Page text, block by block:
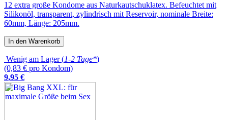
12 extra große Kondome aus Naturkautschuklatex. Befeuchtet mit
Silikonöl, transparent, zylindrisch mit Reservoir, nominale Breite:
60mm, Länge: 205mm.
In den Warenkorb
Wenig am Lager (1-2 Tage*)
(0,83 € pro Kondom)
9,95 €